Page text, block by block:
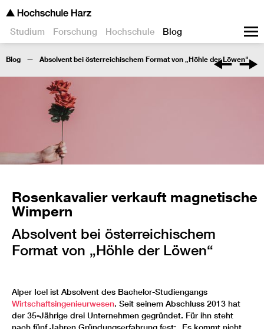
Studium Forschung Hochschule Blog
Blog Absolvent bei österreichischem Format von „Höhle der Löwen"
Rosenkavalier verkauft magnetische
Wimpern
Absolvent bei österreichischem
Format von „Höhle der Löwen“
Alper Icel ist Absolvent des Bachelor-Studiengangs
Wirtschaftsingenieurwesen. Seit seinem Abschluss 2013 hat
der 35-Jährige drei Unternehmen gegründet. Für ihn steht